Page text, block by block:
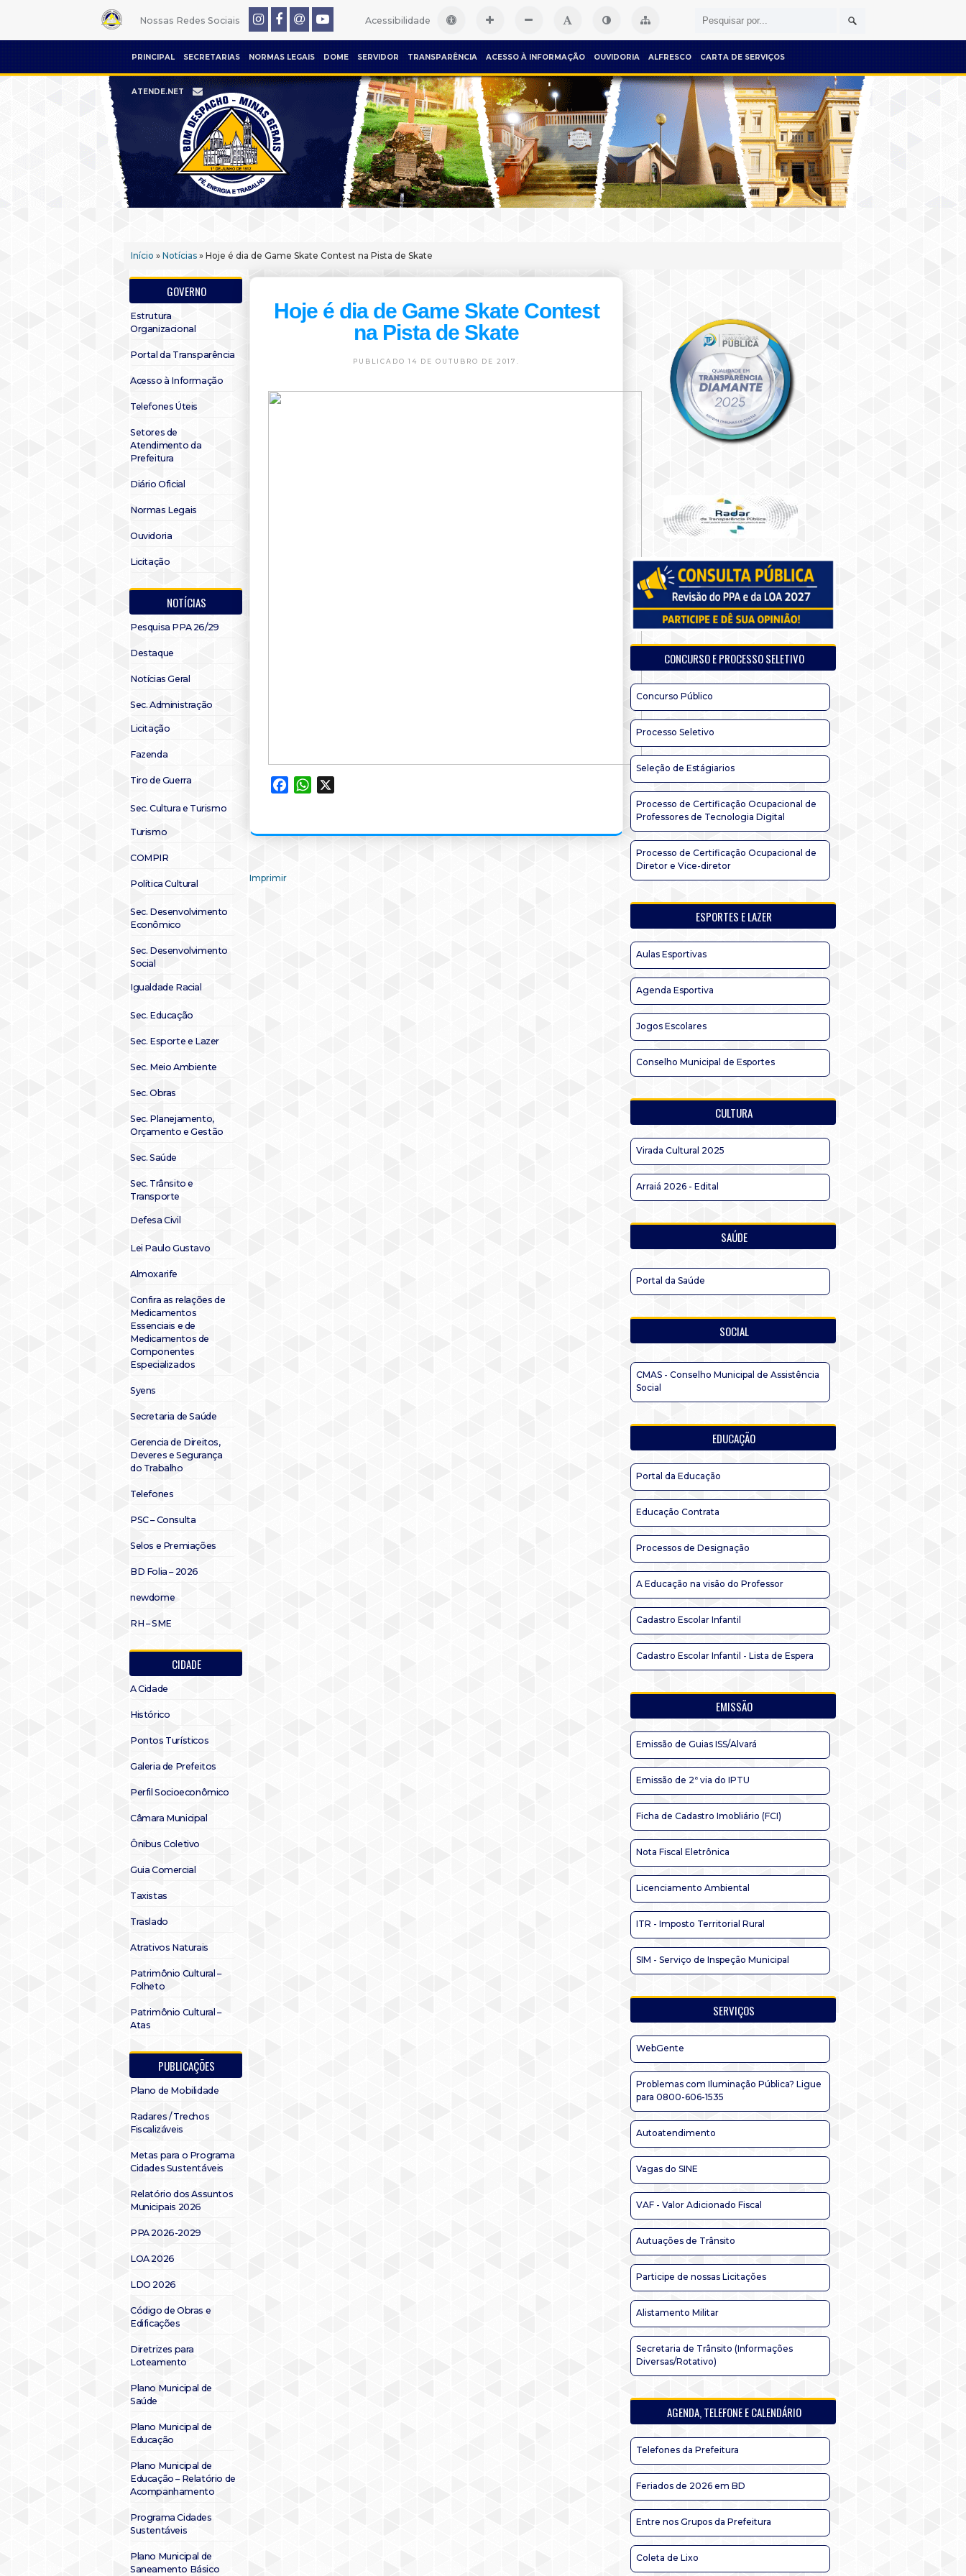
Nossas Redes Sociais Acessibilidade
PRINCIPAL SECRETARIAS NORMAS LEGAIS DOME SERVIDOR TRANSPARÊNCIA ACESSO À INFORMAÇÃO OUVIDORIA ALFRESCO CARTA DE SERVIÇOS
ATENDE.NET
Início » Notícias » Hoje é dia de Game Skate Contest na Pista de Skate
GOVERNO
Estrutura
Organizacional
Portal da Transparência
Acesso à Informação
Telefones Úteis
Setores de
Atendimento da
Prefeitura
Diário Oficial
Normas Legais
Ouvidoria
Licitação
NOTÍCIAS
Pesquisa PPA 26/29
Destaque
Notícias Geral
Sec. Administração
Licitação
Fazenda
Tiro de Guerra
Sec. Cultura e Turismo
Turismo
COMPIR
Política Cultural
Sec. Desenvolvimento
Econômico
Sec. Desenvolvimento
Social
Igualdade Racial
Sec. Educação
Sec. Esporte e Lazer
Sec. Meio Ambiente
Sec. Obras
Sec. Planejamento,
Orçamento e Gestão
Sec. Saúde
Sec. Trânsito e
Transporte
Defesa Civil
Lei Paulo Gustavo
Almoxarife
Confira as relações de
Medicamentos
Essenciais e de
Medicamentos de
Componentes
Especializados
Syens
Secretaria de Saúde
Gerencia de Direitos,
Deveres e Segurança
do Trabalho
Telefones
PSC – Consulta
Selos e Premiações
BD Folia – 2026
newdome
RH – SME
CIDADE
A Cidade
Histórico
Pontos Turísticos
Galeria de Prefeitos
Perfil Socioeconômico
Câmara Municipal
Ônibus Coletivo
Guia Comercial
Taxistas
Traslado
Atrativos Naturais
Patrimônio Cultural –
Folheto
Patrimônio Cultural –
Atas
PUBLICAÇÕES
Plano de Mobilidade
Radares / Trechos
Fiscalizáveis
Metas para o Programa
Cidades Sustentáveis
Relatório dos Assuntos
Municipais 2026
PPA 2026-2029
LOA 2026
LDO 2026
Código de Obras e
Edificações
Diretrizes para
Loteamento
Plano Municipal de
Saúde
Plano Municipal de
Educação
Plano Municipal de
Educação – Relatório de
Acompanhamento
Programa Cidades
Sustentáveis
Plano Municipal de
Saneamento Básico
Hoje é dia de Game Skate Contest
na Pista de Skate
PUBLICADO 14 DE OUTUBRO DE 2017.
FacebookWhatsApp
Imprimir
CONCURSO E PROCESSO SELETIVO
Concurso Público
Processo Seletivo
Seleção de Estágiarios
Processo de Certificação Ocupacional de
Professores de Tecnologia Digital
Processo de Certificação Ocupacional de
Diretor e Vice-diretor
ESPORTES E LAZER
Aulas Esportivas
Agenda Esportiva
Jogos Escolares
Conselho Municipal de Esportes
CULTURA
Virada Cultural 2025
Arraiá 2026 - Edital
SAÚDE
Portal da Saúde
SOCIAL
CMAS - Conselho Municipal de Assistência
Social
EDUCAÇÃO
Portal da Educação
Educação Contrata
Processos de Designação
A Educação na visão do Professor
Cadastro Escolar Infantil
Cadastro Escolar Infantil - Lista de Espera
EMISSÃO
Emissão de Guias ISS/Alvará
Emissão de 2ª via do IPTU
Ficha de Cadastro Imobliário (FCI)
Nota Fiscal Eletrônica
Licenciamento Ambiental
ITR - Imposto Territorial Rural
SIM - Serviço de Inspeção Municipal
SERVIÇOS
WebGente
Problemas com Iluminação Pública? Ligue
para 0800-606-1535
Autoatendimento
Vagas do SINE
VAF - Valor Adicionado Fiscal
Autuações de Trânsito
Participe de nossas Licitações
Alistamento Militar
Secretaria de Trânsito (Informações
Diversas/Rotativo)
AGENDA, TELEFONE E CALENDÁRIO
Telefones da Prefeitura
Feriados de 2026 em BD
Entre nos Grupos da Prefeitura
Coleta de Lixo